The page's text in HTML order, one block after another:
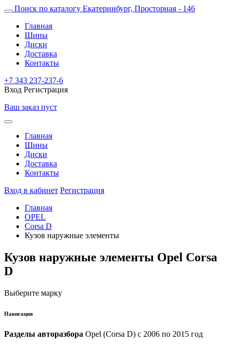
Поиск по каталогу Екатеринбург, Просторная - 146
Главная
Шины
Диски
Доставка
Контакты
+7 343 237-237-6
Вход Регистрация
Ваш заказ пуст
Главная
Шины
Диски
Доставка
Контакты
Вход в кабинет Регистрация
Главная
OPEL
Corsa D
Кузов наружные элементы
Кузов наружные элементы Opel Corsa
D
Выберите марку
Навигация
Разделы авторазбора Opel (Corsa D) с 2006 по 2015 год